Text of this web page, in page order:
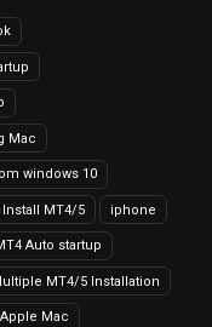
Mac
windows 10
Install MT4/5 iphone
Auto startup
MT4/5 Installation
Mac